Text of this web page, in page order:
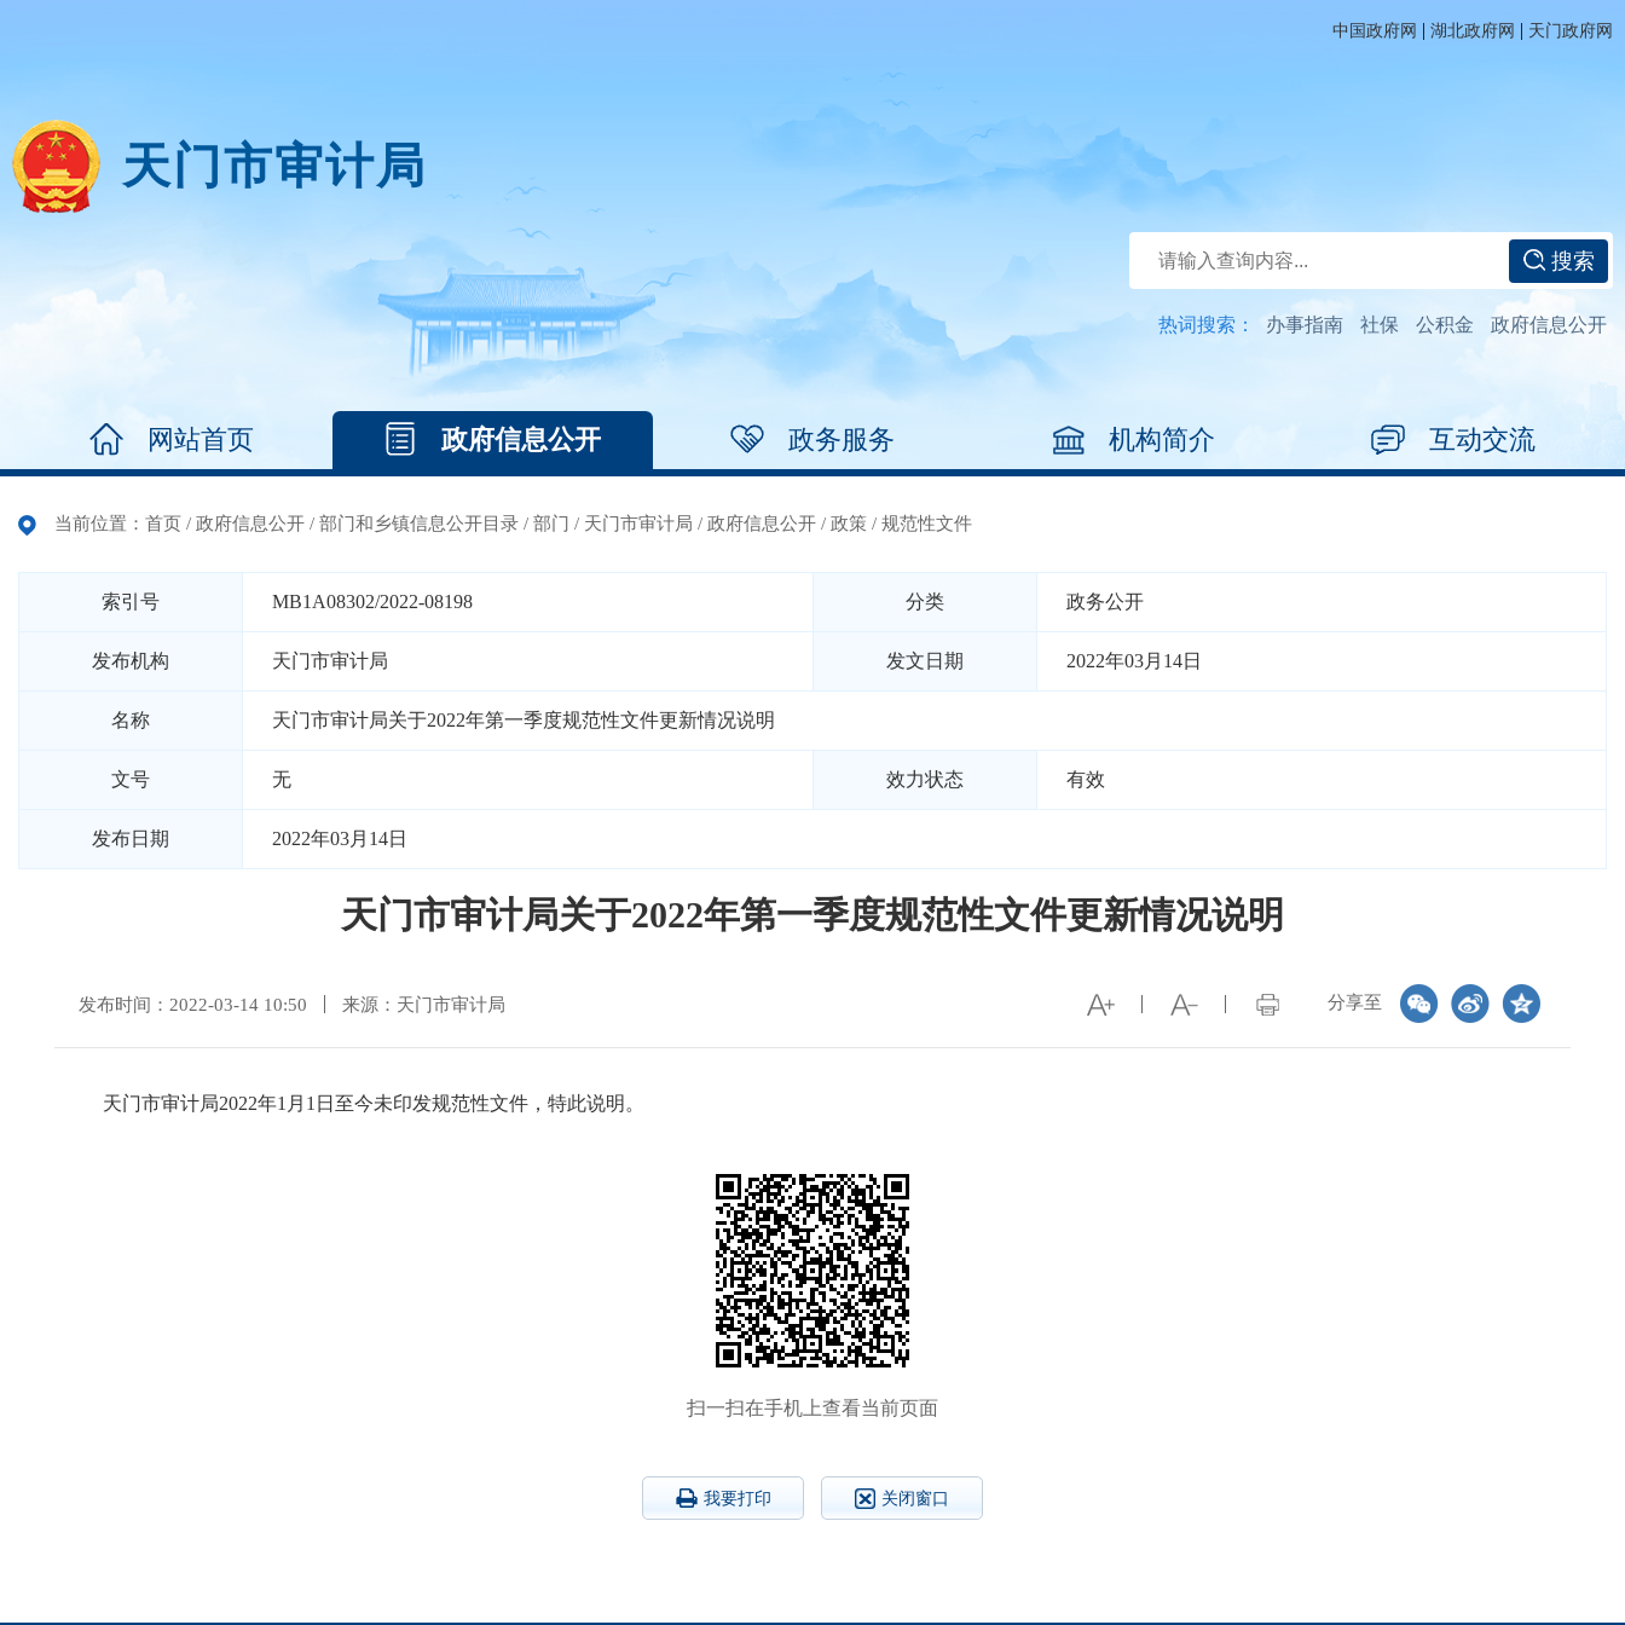
中国政府网 | 湖北政府网 | 天门政府网
天门市审计局
搜索
热词搜索： 办事指南 社保 公积金 政府信息公开
网站首页 政府信息公开 政务服务 机构简介 互动交流
当前位置： 首页 / 政府信息公开 / 部门和乡镇信息公开目录 / 部门 / 天门市审计局 / 政府信息公开 / 政策 / 规范性文件
索引号 MB1A08302/2022-08198 分类 政务公开
发布机构 天门市审计局 发文日期 2022年03月14日
名称 天门市审计局关于2022年第一季度规范性文件更新情况说明
文号 无 效力状态 有效
发布日期 2022年03月14日
天门市审计局关于2022年第一季度规范性文件更新情况说明
分享至
发布时间：2022-03-14 10:50 来源：天门市审计局
天门市审计局2022年1月1日至今未印发规范性文件， 特此说明。
扫一扫在手机上查看当前页面
我要打印 关闭窗口